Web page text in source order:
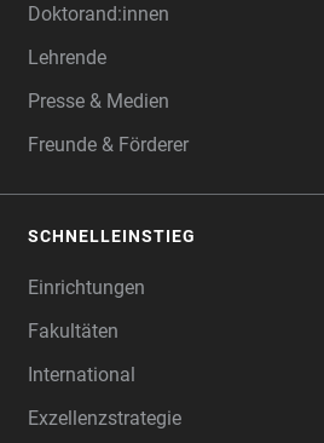
Doktorand:innen
Lehrende
Presse & Medien
Freunde & Förderer
SCHNELLEINSTIEG
Einrichtungen
Fakultäten
International
Exzellenzstrategie